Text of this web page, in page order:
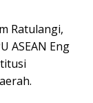
Ratulangi,
ASEAN Eng